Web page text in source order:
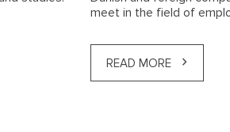
meet in the field of
READ MORE